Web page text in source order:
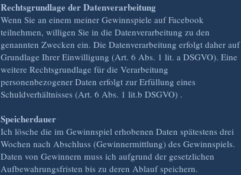
Rechtsgrundlage der Datenverarbeitung
Wenn Sie an einem meiner Gewinnspiele auf Facebook
teilnehmen, willigen Sie in die Datenverarbeitung zu den
genannten Zwecken ein. Die Datenverarbeitung erfolgt daher auf
Grundlage Ihrer Einwilligung (Art. 6 Abs. 1 lit. a DSGVO). Eine
weitere Rechtsgrundlage für die Verarbeitung
personenbezogener Daten erfolgt zur Erfüllung eines
Schuldverhältnisses (Art. 6 Abs. 1 lit.b DSGVO) .
Speicherdauer
Ich lösche die im Gewinnspiel erhobenen Daten spätestens drei
Wochen nach Abschluss (Gewinnermittlung) des Gewinnspiels.
Daten von Gewinnern muss ich aufgrund der gesetzlichen
Aufbewahrungsfristen bis zu deren Ablauf speichern.